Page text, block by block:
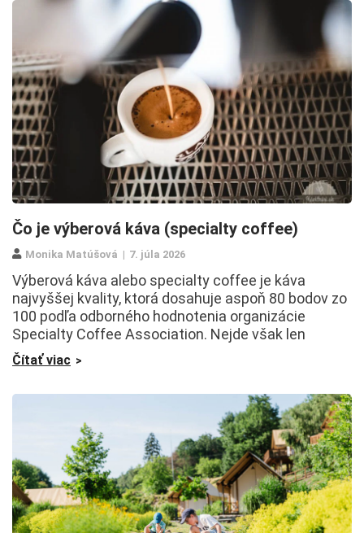
Čo je výberová káva (specialty coffee)
Monika Matúšová 7. júla 2026
Výberová káva alebo specialty coffee je káva
najvyššej kvality, ktorá dosahuje aspoň 80 bodov zo
100 podľa odborného hodnotenia organizácie
Specialty Coffee Association. Nejde však len
Čítať viac